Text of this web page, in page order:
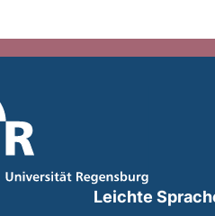
Leichte